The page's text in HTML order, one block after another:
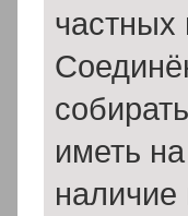
частных
иметь
наличие